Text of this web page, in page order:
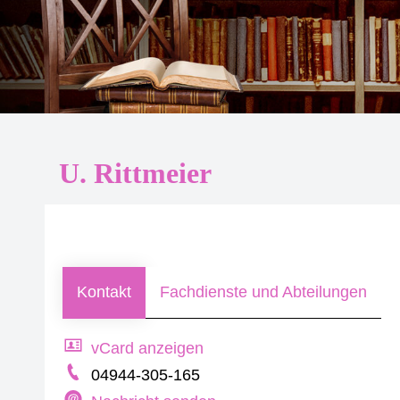
U. Rittmeier
Kontakt Fachdienste und Abteilungen
vCard anzeigen
04944-305-165